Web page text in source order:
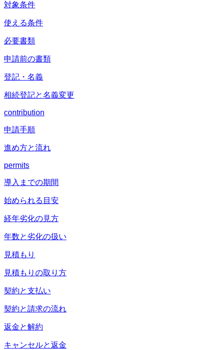
対象条件
使える条件
必要書類
申請前の書類
登記・名義
相続登記と名義変更
contribution
申請手順
進め方と流れ
permits
導入までの期間
始められる目安
経年劣化の見方
年数と劣化の扱い
見積もり
見積もりの取り方
契約と支払い
契約と請求の流れ
返金と解約
キャンセルと返金